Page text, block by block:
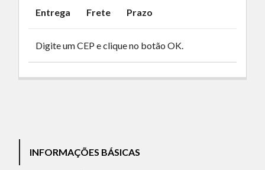
Entrega Frete Prazo
Digite um CEP e clique no botão OK.
INFORMAÇÕES BÁSICAS